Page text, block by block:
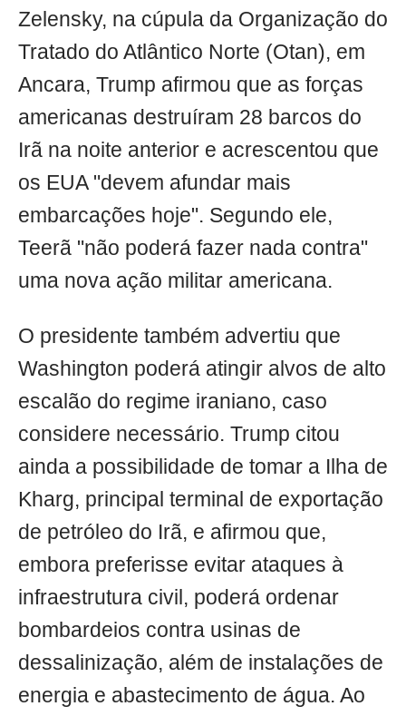
Zelensky, na cúpula da Organização do
Tratado do Atlântico Norte (Otan), em
Ancara, Trump afirmou que as forças
americanas destruíram 28 barcos do
Irã na noite anterior e acrescentou que
os EUA "devem afundar mais
embarcações hoje". Segundo ele,
Teerã "não poderá fazer nada contra"
uma nova ação militar americana.
O presidente também advertiu que
Washington poderá atingir alvos de alto
escalão do regime iraniano, caso
considere necessário. Trump citou
ainda a possibilidade de tomar a Ilha de
Kharg, principal terminal de exportação
de petróleo do Irã, e afirmou que,
embora preferisse evitar ataques à
infraestrutura civil, poderá ordenar
bombardeios contra usinas de
dessalinização, além de instalações de
energia e abastecimento de água. Ao